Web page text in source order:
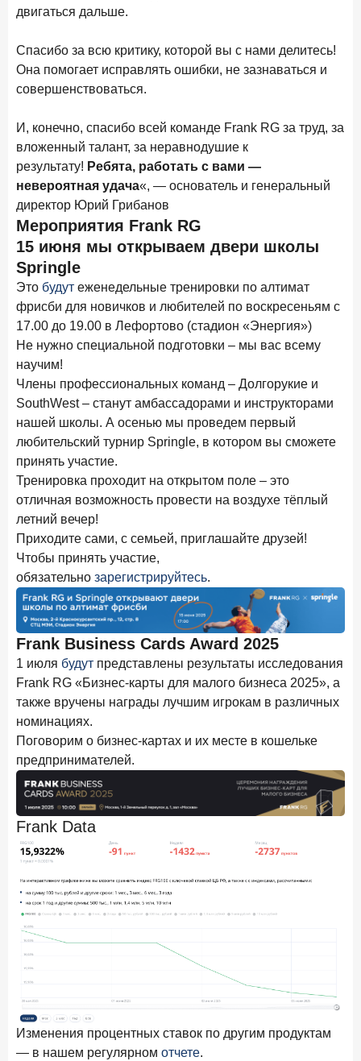
30 января 2026 года
расчетного счета в банках
15 января 2026 года ИССЛЕДОВАНИЕ
По итогам декабря 2025 года объем выдач кредитов
составил 1 326,5 млрд руб.
Средний срок ипотеки на первичном рынке
26,8лет
-0,15
Frank Data. Ипотека Поделиться
29 декабря 2025 года
Четких целей в 2026-м и качественных «лошадей»!
25 декабря 2025 года ИССЛЕДОВАНИЕ
Ипотека. Итоги ноября 2025 года
24 декабря 2025 года
Страховщики, УК, брокер-маркетплейсы: как новые
игроки меняют рынок инвестиций
19 декабря 2025 года
В эпоху дуополии маркетплейсов селлеры ищут
новые финансовые решения
18 декабря 2025 года
Ипотека 2025–2026: стресс‑тест высокими ставками и
прогнозы на восстановление
8 декабря 2025 года ИССЛЕДОВАНИЕ
По итогам ноября 2025 года объем выдач кредитов
составил 1 027 млрд руб.
Эмоции, эксклюзив и вовлечение: новая формула
банковской лояльности
3 декабря 2025 года ИССЛЕДОВАНИЕ
Почему опытные инвесторы в России чувствуют себя
начинающими?
25 ноября 2025 года ИССЛЕДОВАНИЕ
инвестиций
24 ноября 2025 года ИССЛЕДОВАНИЕ
Ипотека. Итоги октября 2025 года
Рассылка Frank RG
на банковском рынке
двигаться дальше.
Спасибо за всю критику, которой вы с нами делитесь!
Она помогает исправлять ошибки, не зазнаваться и
совершенствоваться.
И, конечно, спасибо всей команде Frank RG за труд, за
вложенный талант, за неравнодушие к
результату! Ребята, работать с вами —
невероятная удача«, — основатель и генеральный
директор Юрий Грибанов
Мероприятия Frank RG
15 июня мы открываем двери школы
Springle
Это будут еженедельные тренировки по алтимат
фрисби для новичков и любителей по воскресеньям с
17.00 до 19.00 в Лефортово (стадион «Энергия»)
Не нужно специальной подготовки – мы вас всему
научим!
Члены профессиональных команд – Долгорукие и
SouthWest – станут амбассадорами и инструкторами
нашей школы. А осенью мы проведем первый
любительский турнир Springle, в котором вы сможете
принять участие.
Тренировка проходит на открытом поле – это
отличная возможность провести на воздухе тёплый
летний вечер!
Приходите сами, с семьей, приглашайте друзей!
Чтобы принять участие,
обязательно зарегистрируйтесь.
Frank Business Cards Award 2025
1 июля будут представлены результаты исследования
Frank RG «Бизнес-карты для малого бизнеса 2025», а
также вручены награды лучшим игрокам в различных
номинациях.
Поговорим о бизнес-картах и их месте в кошельке
предпринимателей.
Frank Data
Изменения процентных ставок по другим продуктам
— в нашем регулярном отчете.